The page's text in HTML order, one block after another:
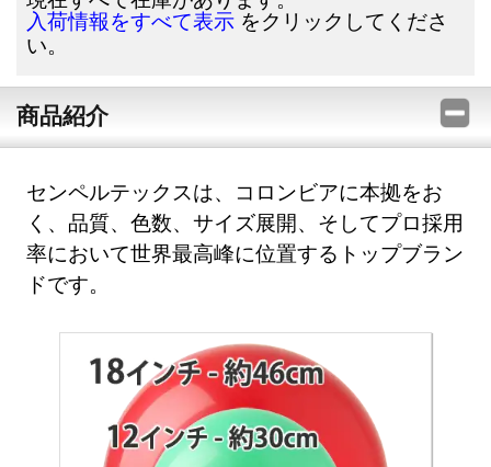
入荷情報をすべて表示 をクリックしてくださ
い。
商品紹介
センペルテックスは、コロンビアに本拠をお
く、品質、色数、サイズ展開、そしてプロ採用
率において世界最高峰に位置するトップブラン
ドです。